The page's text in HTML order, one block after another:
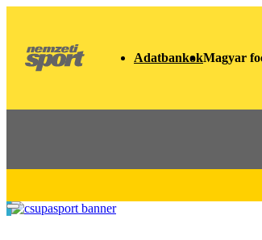
AdatbankokMagyar